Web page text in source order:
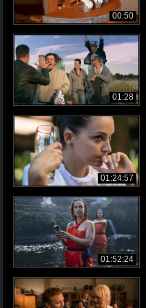
00:50
01:28
01:24:57
01:52:24